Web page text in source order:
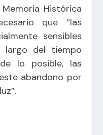
Histórica
que “las
sensibles
del tiempo
lo posible, las
abandono por